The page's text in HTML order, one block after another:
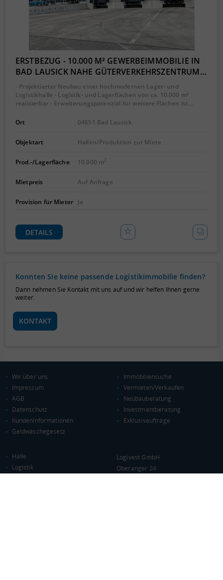
ERSTBEZUG - 10.000 M² GEWERBEIMMOBILIE IN
BAD LAUSICK NAHE GÜTERVERKEHRSZENTRUM…
- Projektierter Neubau einer hochmodernen Lager- und
Logistikhalle - Logistik- und Lagerflächen von ca. 10.000 m²
realisierbar - Erweiterungspotenzial für weitere Flächen ist…
Ort 04651 Bad Lausick
Objektart Hallen/Produktion zur Miete
Prod.-/Lagerfläche 10.000 m2
Mietpreis Auf Anfrage
Provision für Mieter Ja
DETAILS
Konnten Sie keine passende Logistikimmobilie finden?
Dann nehmen Sie Kontakt mit uns auf und wir helfen Ihnen gerne
weiter.
KONTAKT
Wir über uns
Impressum
AGB
Datenschutz
KundenInformationen
Geldwäschegesetz
Immobiliensuche
Vermieten/Verkaufen
Neubauberatung
Investmentberatung
Exklusivaufträge
Halle
Logistik
Logivest GmbH
Oberanger 24